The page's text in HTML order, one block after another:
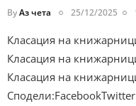
ByАз чета 25/12/2025
Класация на
Класация на
Класация на